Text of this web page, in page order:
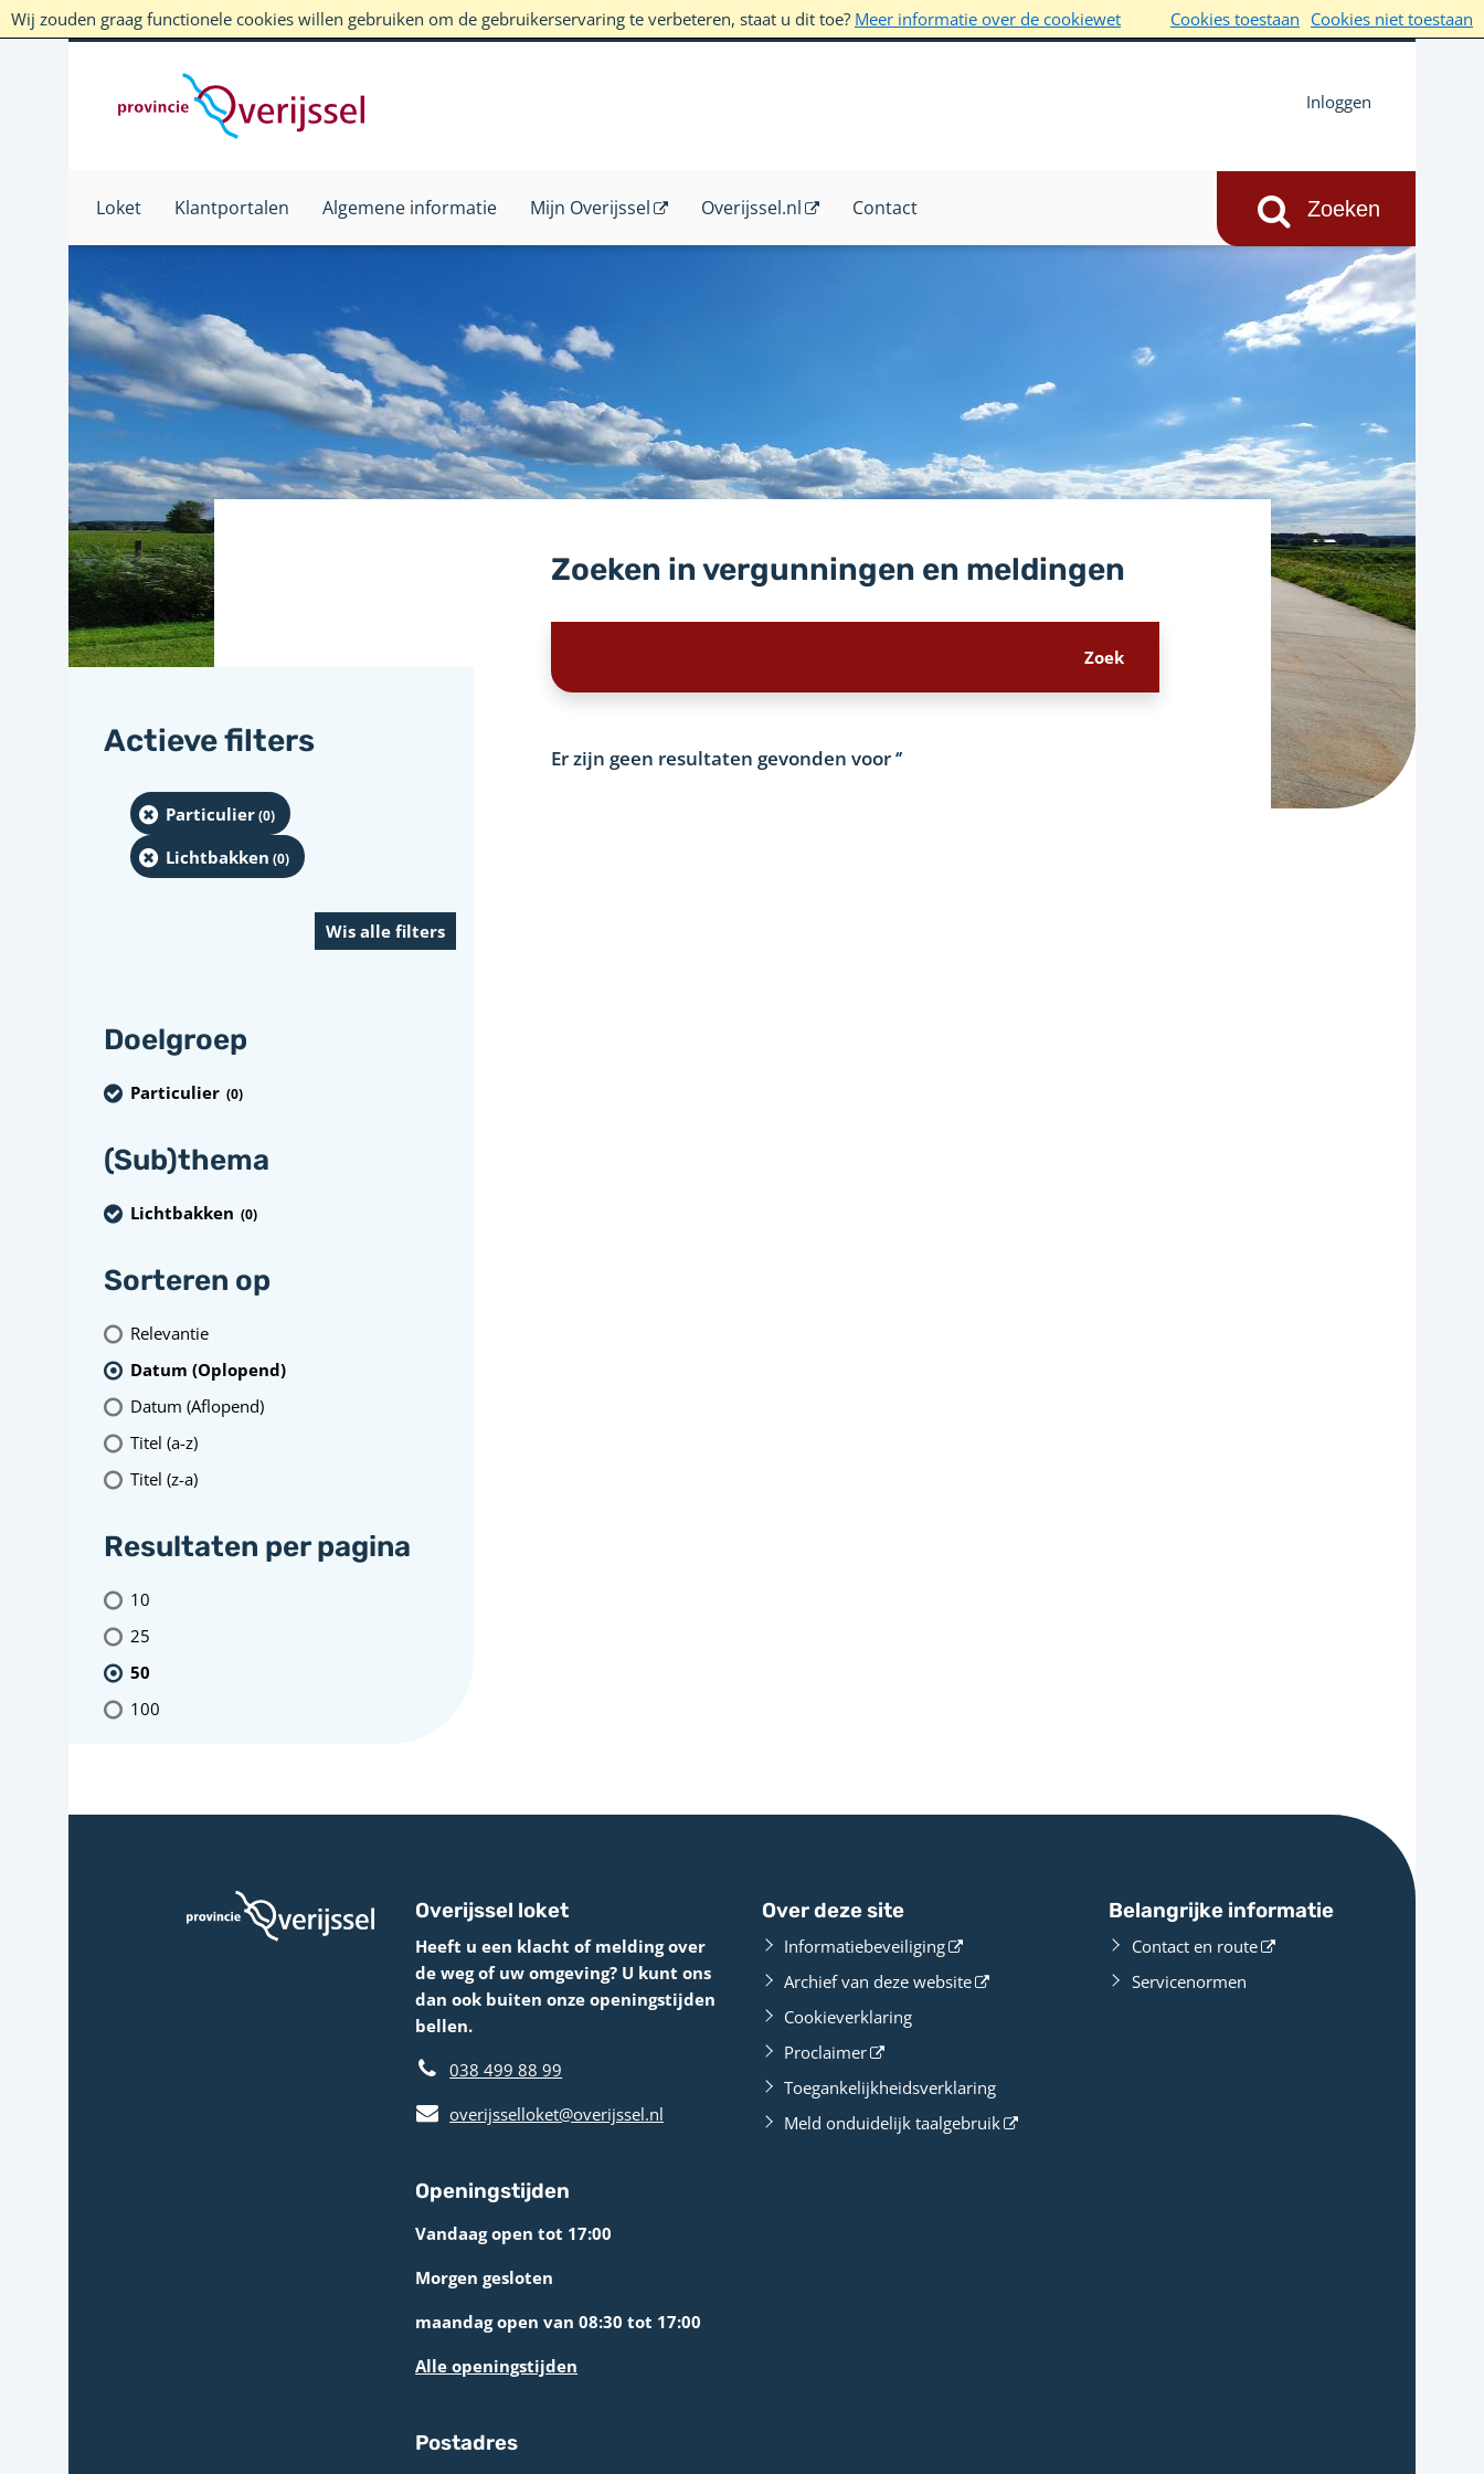
Wij zouden graag functionele cookies willen gebruiken om de gebruikerservaring te verbeteren, staat u dit toe? Meer informatie over de cookiewet Cookies toestaan Cookies niet toestaan
Inloggen
Loket Klantportalen Algemene informatie Mijn Overijssel Overijssel.nl Contact
Zoeken in vergunningen en meldingen
Er zijn geen resultaten gevonden voor‘’
Actieve filters
Particulier(0)
Lichtbakken (0)
Doelgroep
Particulier (0)
(Sub)thema
Lichtbakken (0)
Sorteren op
Relevantie
Datum (Oplopend)
Datum (Aflopend)
Titel (a-z)
Titel (z-a)
Resultaten per pagina
10
25
50
100
Overijssel loket
Heeft u een klacht of melding over
de weg of uw omgeving? U kunt ons
dan ook buiten onze openingstijden
bellen.
038 499 88 99
overijsselloket@overijssel.nl
Openingstijden
Vandaag open tot 17:00
Morgen gesloten
maandag open van 08:30 tot 17:00
Alle openingstijden
Postadres
Over deze site
Informatiebeveiliging
Archief van deze website
Cookieverklaring
Proclaimer
Toegankelijkheidsverklaring
Meld onduidelijk taalgebruik
Belangrijke informatie
Contact en route
Servicenormen